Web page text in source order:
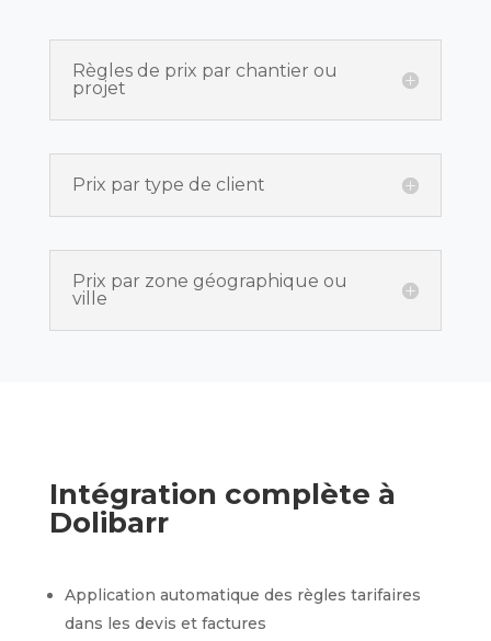
Règles de prix par chantier ou
projet
Prix par type de client
Prix par zone géographique ou
ville
Intégration complète à
Dolibarr
Application automatique des règles tarifaires
dans les devis et factures